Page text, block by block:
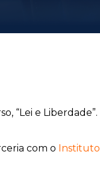
“Lei e Liberdade”.
com o Instituto